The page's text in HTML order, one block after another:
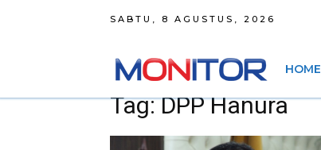
SABTU, 8 AGUSTUS, 2026
HOME
Tag: DPP Hanura